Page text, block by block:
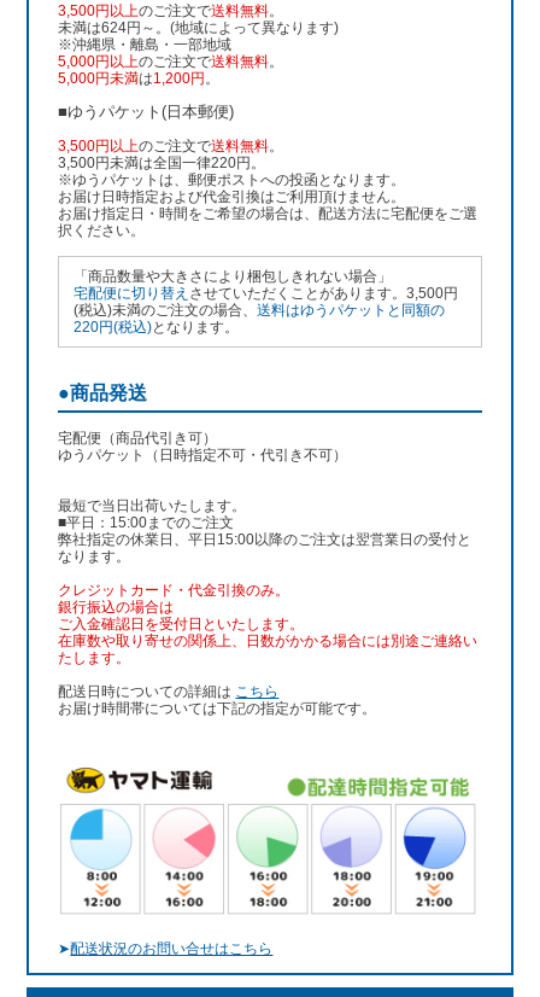
3,500円以上のご注文で送料無料。
未満は624円～。(地域によって異なります)
※沖縄県・離島・一部地域
5,000円以上のご注文で送料無料。
5,000円未満は1,200円 。
■ゆうパケット(日本郵便)
3,500円以上のご注文で送料無料。
3,500円未満は全国一律220円。
※ゆうパケットは、郵便ポストへの投函となります。
お届け日時指定および代金引換はご利用頂けません。
お届け指定日・時間をご希望の場合は、配送方法に宅配便をご選
択ください。
「商品数量や大きさにより梱包しきれない場合」
宅配便に切り替え させていただくことがあります。3,500円
(税込)未満のご注文の場合、送料はゆうパケットと同額の
220円(税込)となります。
●商品発送
宅配便（商品代引き可）
ゆうパケット（日時指定不可・代引き不可）
最短で当日出荷いたします。
■平日：15:00までのご注文
弊社指定の休業日、平日15:00以降のご注文は翌営業日の受付と
なります。
クレジットカード・代金引換のみ。
銀行振込の場合は
ご入金確認日を受付日といたします。
在庫数や取り寄せの関係上、日数がかかる場合には別途ご連絡い
たします。
配送日時についての詳細は こちら
お届け時間帯については下記の指定が可能です。
➤配送状況のお問い合せはこちら